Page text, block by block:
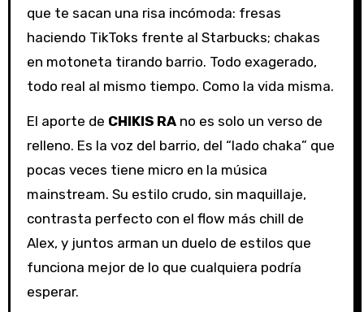
que te sacan una risa incómoda: fresas
haciendo TikToks frente al Starbucks; chakas
en motoneta tirando barrio. Todo exagerado,
todo real al mismo tiempo. Como la vida misma.
El aporte de CHIKIS RAno es solo un verso de
relleno. Es la voz del barrio, del “lado chaka” que
pocas veces tiene micro en la música
mainstream. Su estilo crudo, sin maquillaje,
contrasta perfecto con el flow más chill de
Alex, y juntos arman un duelo de estilos que
funciona mejor de lo que cualquiera podría
esperar.